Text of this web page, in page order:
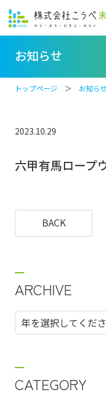
お知らせ
トップページ ＞ お知ら
2023.10.29
六甲有馬ロープ
BACK
ARCHIVE
CATEGORY